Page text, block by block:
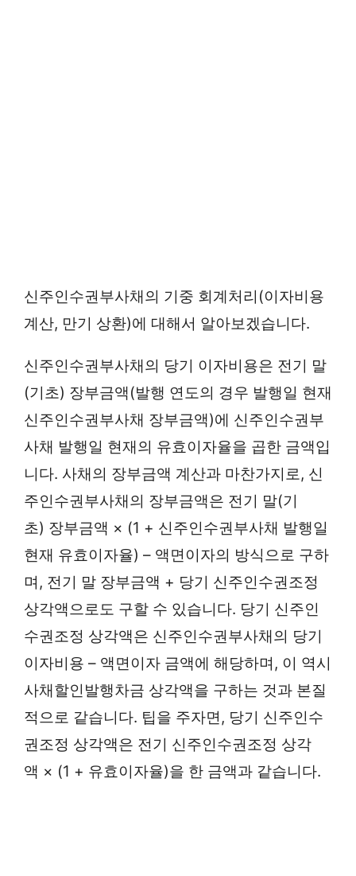
신주인수권부사채의 기중 회계처리(이자비용
계산, 만기 상환)에 대해서 알아보겠습니다.
신주인수권부사채의 당기 이자비용은 전기 말
(기초) 장부금액(발행 연도의 경우 발행일 현재
신주인수권부사채 장부금액)에 신주인수권부
사채 발행일 현재의 유효이자율을 곱한 금액입
니다. 사채의 장부금액 계산과 마찬가지로, 신
주인수권부사채의 장부금액은 전기 말(기
초) 장부금액 × (1 + 신주인수권부사채 발행일
현재 유효이자율) – 액면이자의 방식으로 구하
며, 전기 말 장부금액 + 당기 신주인수권조정
상각액으로도 구할 수 있습니다. 당기 신주인
수권조정 상각액은 신주인수권부사채의 당기
이자비용 – 액면이자 금액에 해당하며, 이 역시
사채할인발행차금 상각액을 구하는 것과 본질
적으로 같습니다. 팁을 주자면, 당기 신주인수
권조정 상각액은 전기 신주인수권조정 상각
액 × (1 + 유효이자율)을 한 금액과 같습니다.